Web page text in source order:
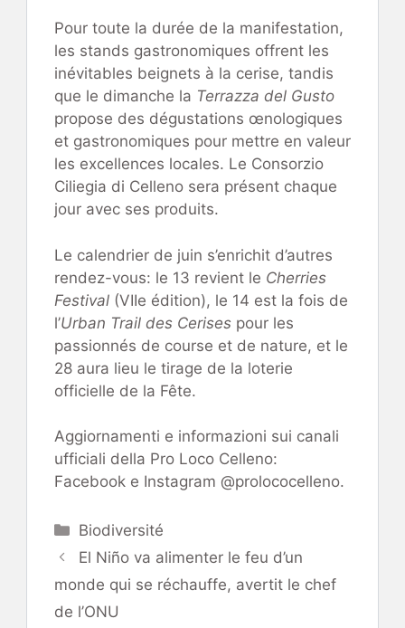
Pour toute la durée de la manifestation,
les stands gastronomiques offrent les
inévitables beignets à la cerise, tandis
que le dimanche la Terrazza del Gusto
propose des dégustations œnologiques
et gastronomiques pour mettre en valeur
les excellences locales. Le Consorzio
Ciliegia di Celleno sera présent chaque
jour avec ses produits.
Le calendrier de juin s’enrichit d’autres
rendez-vous: le 13 revient le Cherries
Festival (VIIe édition), le 14 est la fois de
l’Urban Trail des Cerises pour les
passionnés de course et de nature, et le
28 aura lieu le tirage de la loterie
officielle de la Fête.
Aggiornamenti e informazioni sui canali
ufficiali della Pro Loco Celleno:
Facebook e Instagram @prolococelleno.
Catégories
Biodiversité
El Niño va alimenter le feu d’un
monde qui se réchauffe, avertit le chef
de l’ONU